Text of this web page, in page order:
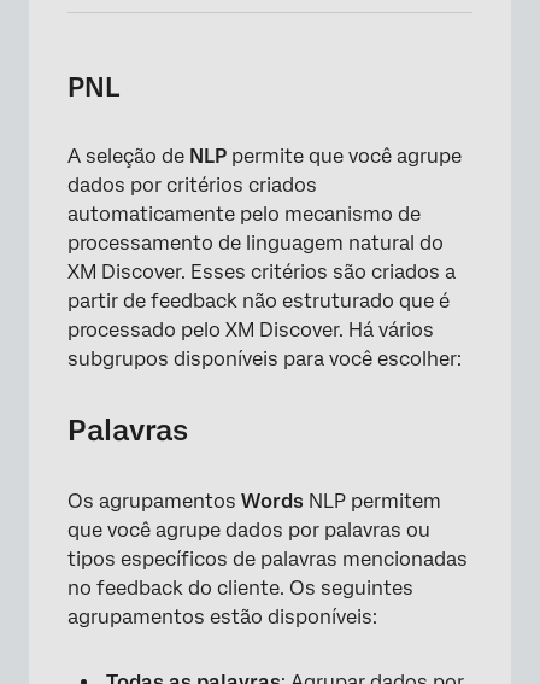
PNL
A seleção de NLP permite que você agrupe
dados por critérios criados
automaticamente pelo mecanismo de
processamento de linguagem natural do
XM Discover. Esses critérios são criados a
partir de feedback não estruturado que é
processado pelo XM Discover. Há vários
subgrupos disponíveis para você escolher:
Palavras
Os agrupamentos Words NLP permitem
que você agrupe dados por palavras ou
tipos específicos de palavras mencionadas
no feedback do cliente. Os seguintes
agrupamentos estão disponíveis: